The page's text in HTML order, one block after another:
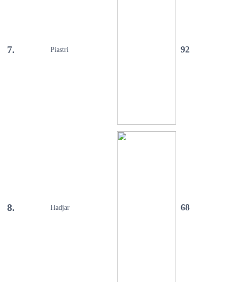
7. Piastri 92
8. Hadjar 68